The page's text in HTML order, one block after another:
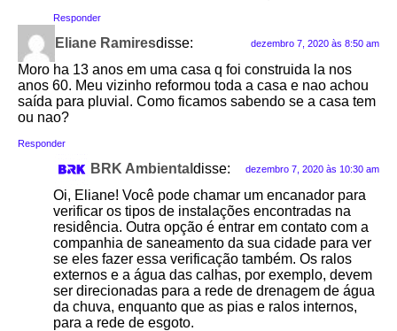
Responder
Eliane Ramiresdisse: dezembro 7, 2020 às 8:50 am
Moro ha 13 anos em uma casa q foi construida la nos
anos 60. Meu vizinho reformou toda a casa e nao achou
saída para pluvial. Como ficamos sabendo se a casa tem
ou nao?
Responder
BRK Ambiental disse: dezembro 7, 2020 às 10:30 am
Oi, Eliane! Você pode chamar um encanador para
verificar os tipos de instalações encontradas na
residência. Outra opção é entrar em contato com a
companhia de saneamento da sua cidade para ver
se eles fazer essa verificação também. Os ralos
externos e a água das calhas, por exemplo, devem
ser direcionadas para a rede de drenagem de água
da chuva, enquanto que as pias e ralos internos,
para a rede de esgoto.